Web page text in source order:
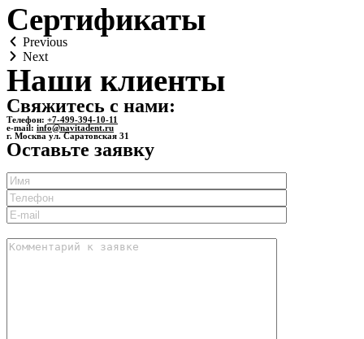
Сертификаты
Previous
Next
Наши клиенты
Свяжитесь с нами:
Телефон: +7-499-394-10-11
e-mail: info@navitadent.ru
г. Москва ул. Саратовская 31
Оставьте заявку